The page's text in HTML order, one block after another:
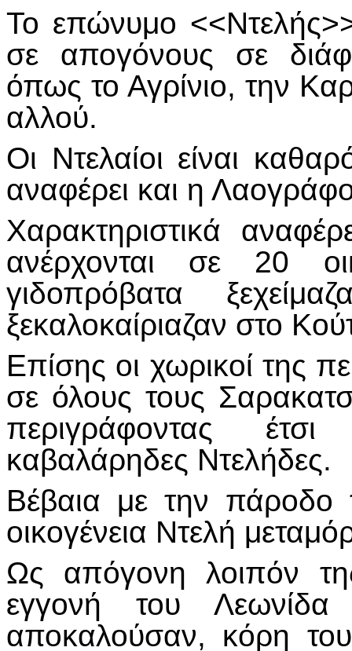
Το επώνυμο
σε απογόνους σε
όπως το Αγρίνιο, την
αλλού.
Οι Ντελαίοι είναι
αναφέρει και η
Χαρακτηριστικά
ανέρχονται σε 20
γιδοπρόβατα
ξεκαλοκαίριαζαν στο
Επίσης οι χωρικοί της
σε όλους τους
περιγράφοντας
καβαλάρηδες Ντελήδες.
Βέβαια με την πάροδο
οικογένεια Ντελή
Ως απόγονη λοιπόν
εγγονή του
αποκαλούσαν, κόρη